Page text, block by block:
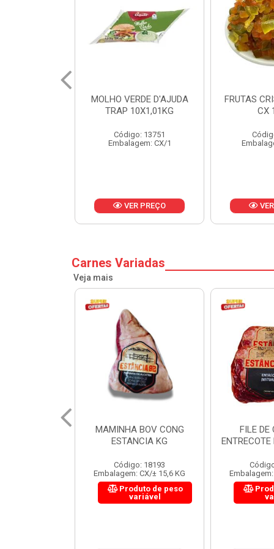
FRUTAS CRISTALIZADAS
CX 10KG
Código: 1785
Embalagem: KG/10
VER PREÇO
Carnes Variadas
Veja mais
FILE DE COSTELA
ENTRECOTE ESTANCIA KG
Código: 18299
Embalagem: CX/± 14,4 KG
Produto de peso
variável
CUPIM
Embalagem: